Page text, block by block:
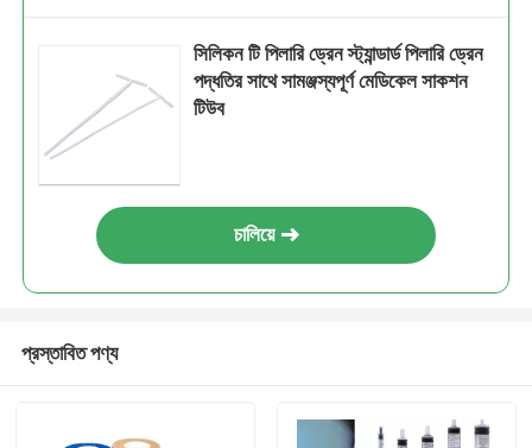
সিলিকন টি পিলারি ড্রেন স্ট্যান্ডার্ড পিলারি ড্রেন
পদ্ধতির সাথে সামঞ্জস্যপূর্ণ মেডিকেল সাকশন
টিউব
চালিয়ে
প্রস্তাবিত পণ্য